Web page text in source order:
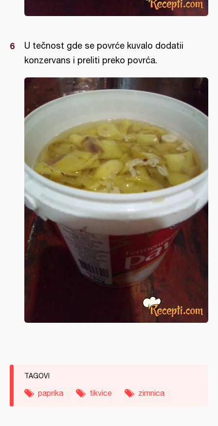
U tečnost gde se povrće kuvalo dodatii
konzervans i preliti preko povrća.
TAGOVI
paprika tikvice zimnica